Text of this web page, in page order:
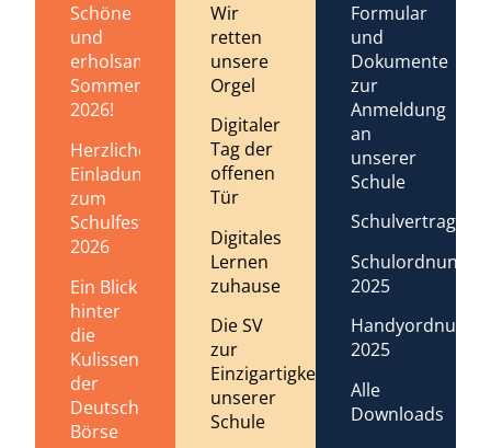
Schöne
und
erholsame
Sommerferien
2026!
Herzliche
Einladung
zum
Schulfest
2026
Ein Blick
hinter
die
Kulissen
der
Deutschen
Börse
Wir
retten
unsere
Orgel
Digitaler
Tag der
offenen
Tür
Digitales
Lernen
zuhause
Die SV
zur
Einzigartigkeit
unserer
Schule
Formular
und
Dokumente
zur
Anmeldung
an
unserer
Schule
Schulvertrag
Schulordnung
2025
Handyordnung
2025
Alle
Downloads